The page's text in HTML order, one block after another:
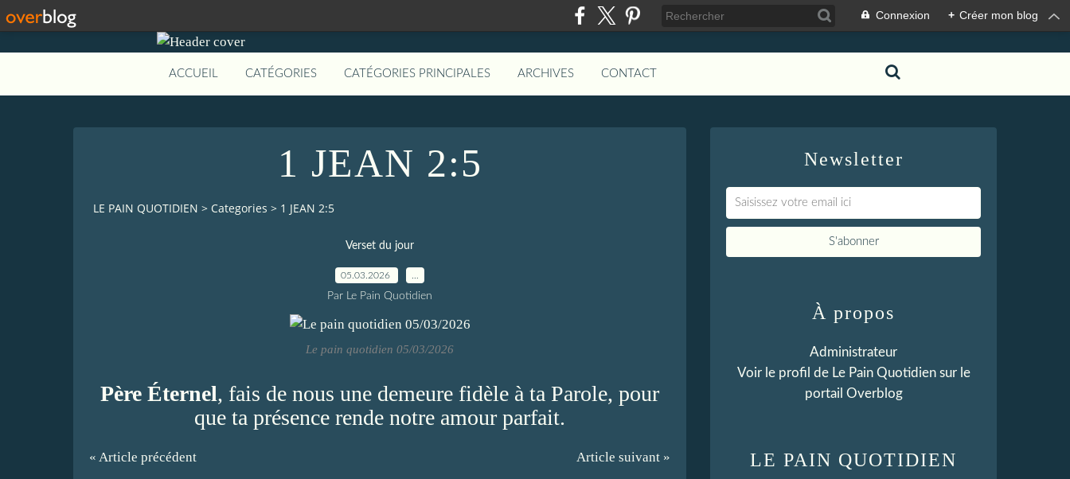
Connexion + Créer mon blog
ACCUEIL CATÉGORIES CATÉGORIES PRINCIPALES ARCHIVES CONTACT
1 JEAN 2:5
LE PAIN QUOTIDIEN > Categories > 1 JEAN 2:5
Verset du jour
05.03.2026
Par Le Pain Quotidien
Le pain quotidien 05/03/2026
Père Éternel, fais de nous une demeure fidèle à ta Parole, pour
que ta présence rende notre amour parfait.
« Article précédent Article suivant »
Newsletter
LE PAIN QUOTIDIEN
À propos
Administrateur
Voir le profil de Le Pain Quotidiensur le
portail Overblog